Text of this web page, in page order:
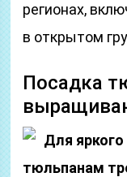
регионах,
в открытом
Посадка
Для
тюльпанам